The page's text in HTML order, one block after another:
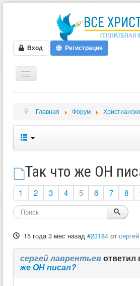
Вход Регистрация
ФОРУМ
ВИДЕО
БЛОГИ
МУЗЫКА
БИБЛИЯ
ОПРОСЫ
НОВОСТИ
Главная Форум
Так что же ОН
1 2 3 4 5 6 7 8
15 года 3 мес назад #23184 от
сергей лаврентьевответил
же ОН писал?